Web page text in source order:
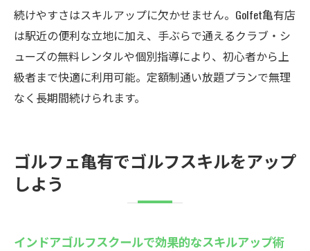
続けやすさはスキルアップに欠かせません。Golfet亀有店
は駅近の便利な立地に加え、手ぶらで通えるクラブ・シ
ューズの無料レンタルや個別指導により、初心者から上
級者まで快適に利用可能。定額制通い放題プランで無理
なく長期間続けられます。
ゴルフェ亀有でゴルフスキルをアップ
しよう
インドアゴルフスクールで効果的なスキルアップ術